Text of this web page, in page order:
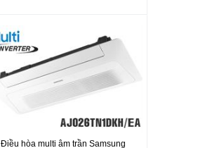
Điều hòa multi âm trần Samsung